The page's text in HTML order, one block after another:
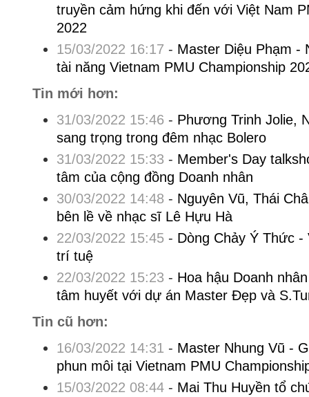
truyền cảm hứng khi đến với Việt Nam
2022
15/03/2022 16:17 - Master Diệu Phạm -
tài năng Vietnam PMU Championship
Tin mới hơn:
31/03/2022 15:46 - Phương Trinh Jolie,
sang trọng trong đêm nhạc Bolero
31/03/2022 15:33 - Member's Day
tâm của cộng đồng Doanh nhân
30/03/2022 14:48 - Nguyên Vũ, Thái
bên lề về nhạc sĩ Lê Hựu Hà
22/03/2022 15:45- Dòng Chảy Ý Thức -
trí tuệ
22/03/2022 15:23 - Hoa hậu Doanh
tâm huyết với dự án Master Đẹp và
Tin cũ hơn:
16/03/2022 14:31 - Master Nhung Vũ -
phun môi tại Vietnam PMU
15/03/2022 08:44- Mai Thu Huyền tổ